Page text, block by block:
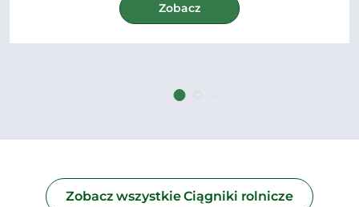
Zobacz
Zobacz wszystkie Ciągniki rolnicze